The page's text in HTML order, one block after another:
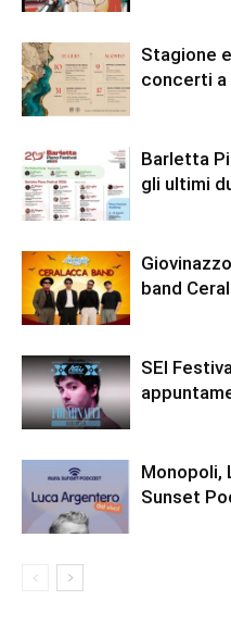
Stagione
concerti a
Barletta
gli ultimi
band
SEI
Monopoli,
Sunset